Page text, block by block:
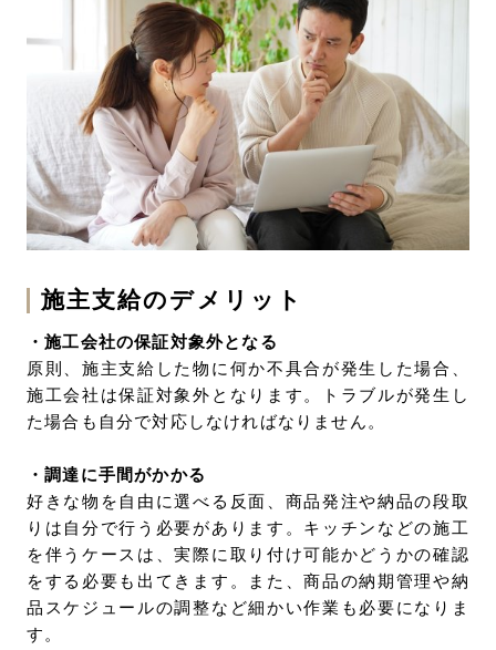
施主支給のデメリット
・施工会社の保証対象外となる
原則、施主支給した物に何か不具合が発生した場合、
施工会社は保証対象外となります。トラブルが発生し
た場合も自分で対応しなければなりません。
・調達に手間がかかる
好きな物を自由に選べる反面、商品発注や納品の段取
りは自分で行う必要があります。キッチンなどの施工
を伴うケースは、実際に取り付け可能かどうかの確認
をする必要も出てきます。また、商品の納期管理や納
品スケジュールの調整など細かい作業も必要になりま
す。